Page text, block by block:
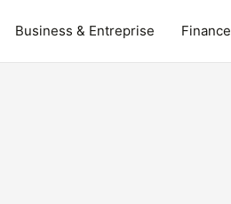
Business & Entreprise Finance